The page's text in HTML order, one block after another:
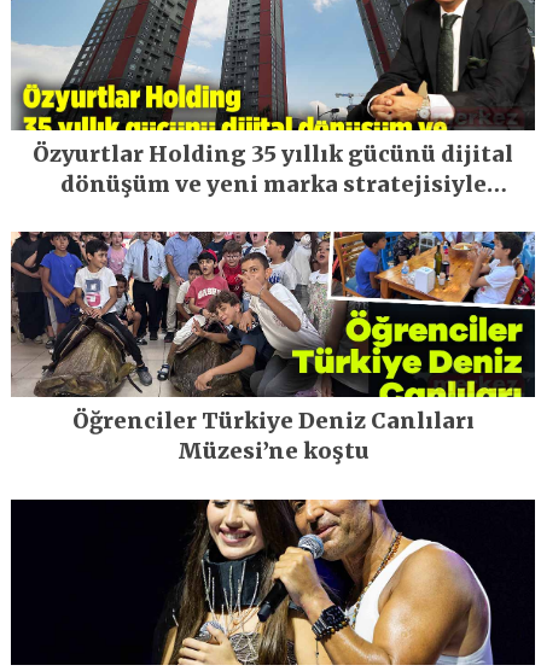
Özyurtlar Holding 35 yıllık gücünü dijital
dönüşüm ve yeni marka stratejisiyle
Öğrenciler Türkiye Deniz Canlıları
Müzesi’ne koştu